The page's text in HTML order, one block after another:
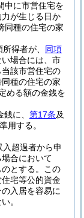
中に市営住宅を
が生じる日か
同種の住宅の家
得者が、 同項
場合には、市
該市営住宅の
種の住宅の家
める額の金銭を
銭に、 第17条及
用する。
超過者から申
合において
とする。
この
宅等公的資金
入居を容易に
。